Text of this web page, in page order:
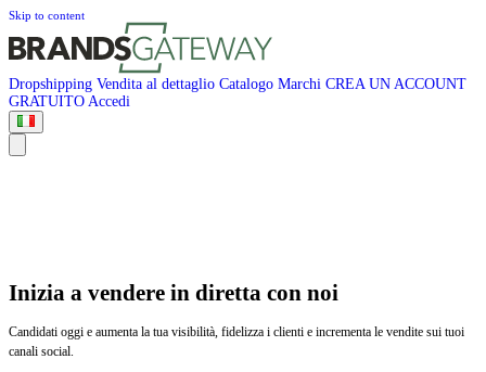
Skip to content
Dropshipping Vendita al dettaglio Catalogo Marchi CREA UN ACCOUNT
GRATUITO Accedi
Inizia a vendere in diretta con noi
Candidati oggi e aumenta la tua visibilità, fidelizza i clienti e incrementa le vendite sui tuoi
canali social.